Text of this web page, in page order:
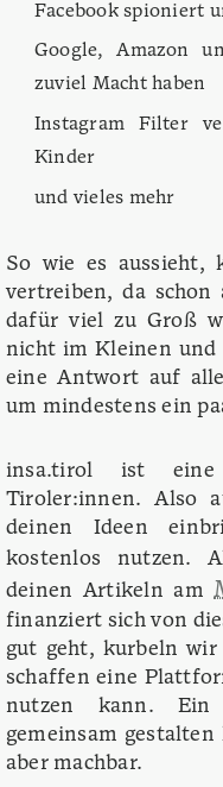
Facebook spioniert
Google, Amazon
zuviel Macht haben
Instagram Filter
Kinder
und vieles mehr
So wie es aussieht,
vertreiben, da
dafür viel zu Groß
nicht im Kleinen und
eine Antwort auf
um mindestens ein
insa.tirol ist
Tiroler:innen. Also
deinen Ideen
kostenlos nutzen.
deinen Artikeln am
finanziert sich von
gut geht, kurbeln
schaffen eine
nutzen kann. Ein
gemeinsam
aber machbar.